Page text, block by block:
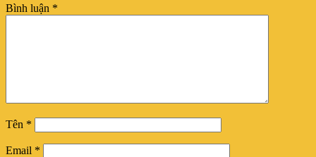
Bình luận *
Tên *
Email *